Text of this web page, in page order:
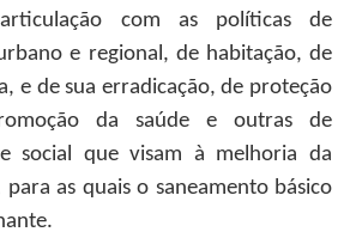
com as políticas de
e regional, de habitação, de
e de sua erradicação, de proteção
da saúde e outras de
social que visam à melhoria da
as quais o saneamento básico